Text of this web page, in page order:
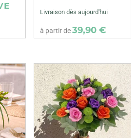
Livraison dès aujourd'hui
à partir de39,90 €